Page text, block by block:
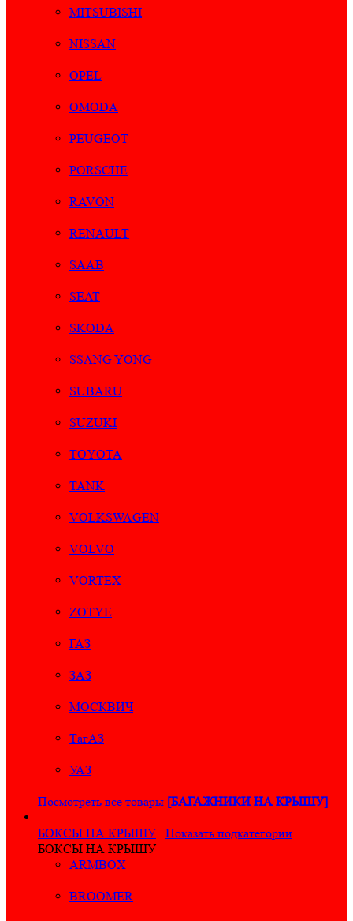
MITSUBISHI
NISSAN
OPEL
OMODA
PEUGEOT
PORSCHE
RAVON
RENAULT
SAAB
SEAT
SKODA
SSANG YONG
SUBARU
SUZUKI
TOYOTA
TANK
VOLKSWAGEN
VOLVO
VORTEX
ZOTYE
ГАЗ
ЗАЗ
МОСКВИЧ
ТагАЗ
УАЗ
Посмотреть все товары [БАГАЖНИКИ НА КРЫШУ]
БОКСЫ НА КРЫШУ
Показать подкатегории
БОКСЫ НА КРЫШУ
ARMBOX
BROOMER